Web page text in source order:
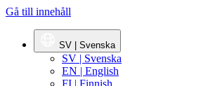
Gå till innehåll
SV | Svenska
SV | Svenska
EN | English
FI | Finnish